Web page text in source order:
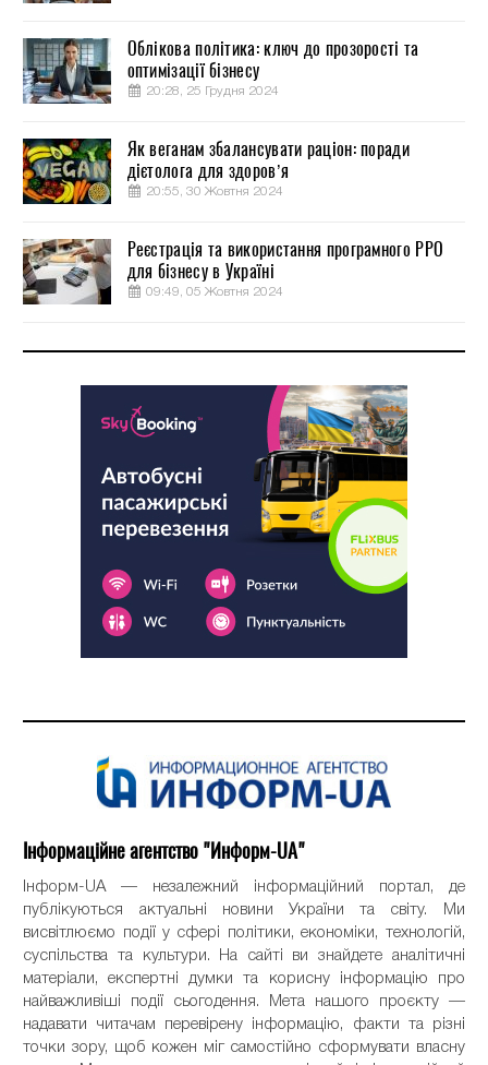
Облікова політика: ключ до прозорості та
оптимізації бізнесу
20:28, 25 Грудня 2024
Як веганам збалансувати раціон: поради
дієтолога для здоров’я
20:55, 30 Жовтня 2024
Реєстрація та використання програмного РРО
для бізнесу в Україні
09:49, 05 Жовтня 2024
Інформаційне агентство "Информ-UA"
Інформ-UA — незалежний інформаційний портал, де
публікуються актуальні новини України та світу. Ми
висвітлюємо події у сфері політики, економіки, технологій,
суспільства та культури. На сайті ви знайдете аналітичні
матеріали, експертні думки та корисну інформацію про
найважливіші події сьогодення. Мета нашого проєкту —
надавати читачам перевірену інформацію, факти та різні
точки зору, щоб кожен міг самостійно сформувати власну